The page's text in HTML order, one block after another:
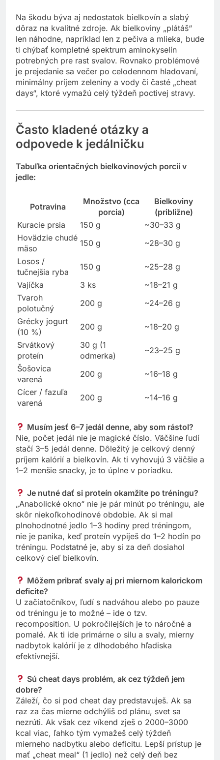
Na škodu býva aj nedostatok bielkovín a slabý
dôraz na kvalitné zdroje. Ak bielkoviny „plátáš“
len náhodne, napríklad len z pečiva a mlieka, bude
ti chýbať kompletné spektrum aminokyselín
potrebných pre rast svalov. Rovnako problémové
je prejedanie sa večer po celodennom hladovaní,
minimálny príjem zeleniny a vody či časté „cheat
days“, ktoré vymažú celý týždeň poctivej stravy.
Často kladené otázky a
odpovede k jedálničku
Tabuľka orientačných bielkovinových porcií v
jedle:
Potravina
Množstvo (cca
porcia)
Bielkoviny
(približne)
Kuracie prsia
150 g
~30–33 g
Hovädzie chudé
mäso
150 g
~28–30 g
Losos /
tučnejšia ryba
150 g
~25–28 g
Vajíčka
3 ks
~18–21 g
Tvaroh
polotučný
200 g
~24–26 g
Grécky jogurt
(10 %)
200 g
~18–20 g
Srvátkový
proteín
30 g (1
odmerka)
~23–25 g
Šošovica
varená
200 g
~16–18 g
Cícer / fazuľa
varená
200 g ~14–16 g
Musím jesť 6–7 jedál denne, aby som rástol?
Nie, počet jedál nie je magické číslo. Väčšine ľudí
stačí 3–5 jedál denne. Dôležitý je celkový denný
príjem kalórií a bielkovín. Ak ti vyhovujú 3 väčšie a
1–2 menšie snacky, je to úplne v poriadku.
Je nutné dať si proteín okamžite po tréningu?
„Anabolické okno“ nie je pár minút po tréningu, ale
skôr niekoľkohodinové obdobie. Ak si mal
plnohodnotné jedlo 1–3 hodiny pred tréningom,
nie je panika, keď proteín vypiješ do 1–2 hodín po
tréningu. Podstatné je, aby si za deň dosiahol
celkový cieľ bielkovín.
Môžem pribrať svaly aj pri miernom kalorickom
deficite?
U začiatočníkov, ľudí s nadváhou alebo po pauze
od tréningu je to možné – ide o tzv.
recomposition. U pokročilejších je to náročné a
pomalé. Ak ti ide primárne o silu a svaly, mierny
nadbytok kalórií je z dlhodobého hľadiska
efektívnejší.
Sú cheat days problém, ak cez týždeň jem
dobre?
Záleží, čo si pod cheat day predstavuješ. Ak sa
raz za čas mierne odchýliš od plánu, svet sa
nezrúti. Ak však cez víkend zješ o 2000–3000
kcal viac, ľahko tým vymažeš celý týždeň
mierneho nadbytku alebo deficitu. Lepší prístup je
mať „cheat meal“ (1 jedlo) než celý deň bez